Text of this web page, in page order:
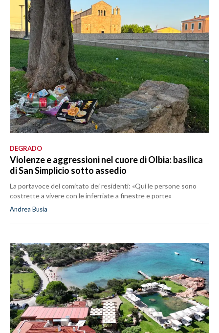
DEGRADO
Violenze e aggressioni nel cuore di Olbia: basilica
di San Simplicio sotto assedio
La portavoce del comitato dei residenti: «Qui le persone sono
costrette a vivere con le inferriate a finestre e porte»
Andrea Busia